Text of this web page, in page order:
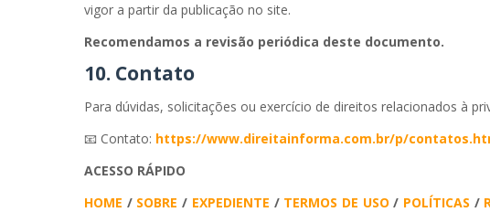
vigor a partir da publicação no site.
Recomendamos a revisão periódica deste documento.
10. Contato
Para dúvidas, solicitações ou exercício de direitos relacionados à
📧 Contato: https://www.direitainforma.com.br/p/
ACESSO RÁPIDO
HOME / SOBRE/ EXPEDIENTE / TERMOS DE USO / POLÍTICAS /